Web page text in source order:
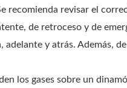
recomienda revisar el
de retroceso y de
y atrás. Además,
los gases sobre un